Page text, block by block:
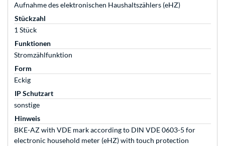
Aufnahme des elektronischen Haushaltszählers (eHZ)
Stückzahl
1 Stück
Funktionen
Stromzählfunktion
Form
Eckig
IP Schutzart
sonstige
Hinweis
BKE-AZ with VDE mark according to DIN VDE 0603-5 for
electronic household meter (eHZ) with touch protection